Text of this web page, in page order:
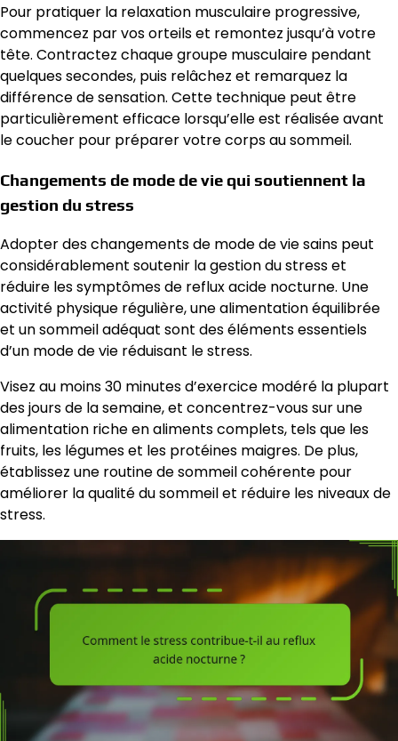
Pour pratiquer la relaxation musculaire progressive,
commencez par vos orteils et remontez jusqu’à votre
tête. Contractez chaque groupe musculaire pendant
quelques secondes, puis relâchez et remarquez la
différence de sensation. Cette technique peut être
particulièrement efficace lorsqu’elle est réalisée avant
le coucher pour préparer votre corps au sommeil.
Changements de mode de vie qui soutiennent la
gestion du stress
Adopter des changements de mode de vie sains peut
considérablement soutenir la gestion du stress et
réduire les symptômes de reflux acide nocturne. Une
activité physique régulière, une alimentation équilibrée
et un sommeil adéquat sont des éléments essentiels
d’un mode de vie réduisant le stress.
Visez au moins 30 minutes d’exercice modéré la plupart
des jours de la semaine, et concentrez-vous sur une
alimentation riche en aliments complets, tels que les
fruits, les légumes et les protéines maigres. De plus,
établissez une routine de sommeil cohérente pour
améliorer la qualité du sommeil et réduire les niveaux de
stress.